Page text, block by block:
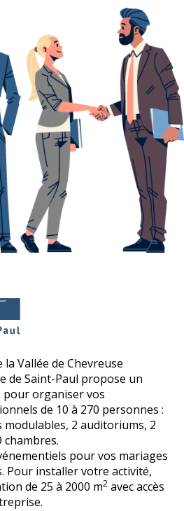
Vallée de Chevreuse
de Saint-Paul propose un
pour organiser vos
de 10 à 270 personnes :
modulables, 2 auditoriums, 2
pour vos mariages
Pour installer votre activité,
de 25 à 2000 m2 avec accès